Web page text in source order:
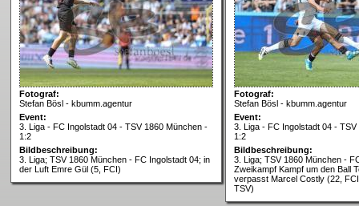
Fotograf:
Stefan Bösl - kbumm.agentur
Event:
3. Liga - FC Ingolstadt 04 - TSV 1860 München -
1:2
Bildbeschreibung:
3. Liga; TSV 1860 München - FC Ingolstadt 04; in
der Luft Emre Gül (5, FCI)
Fotograf:
Stefan Bösl - kbumm.agentur
Event:
3. Liga - FC Ingolstadt 04 -
1:2
Bildbeschreibung:
3. Liga; TSV 1860 München -
Zweikampf Kampf um den Ball
verpasst Marcel Costly (22,
TSV)